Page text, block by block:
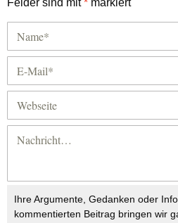
Felder sind mit* markiert
Ihre Argumente, Gedanken oder
kommentierten Beitrag bringen wir